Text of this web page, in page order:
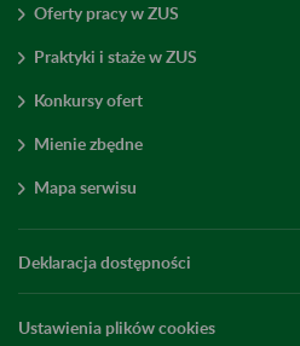
Oferty pracy w ZUS
Praktyki i staże w ZUS
Konkursy ofert
Mienie zbędne
Mapa serwisu
Deklaracja dostępności
Ustawienia plików cookies